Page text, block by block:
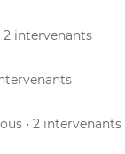
2 intervenants
• 2 intervenants